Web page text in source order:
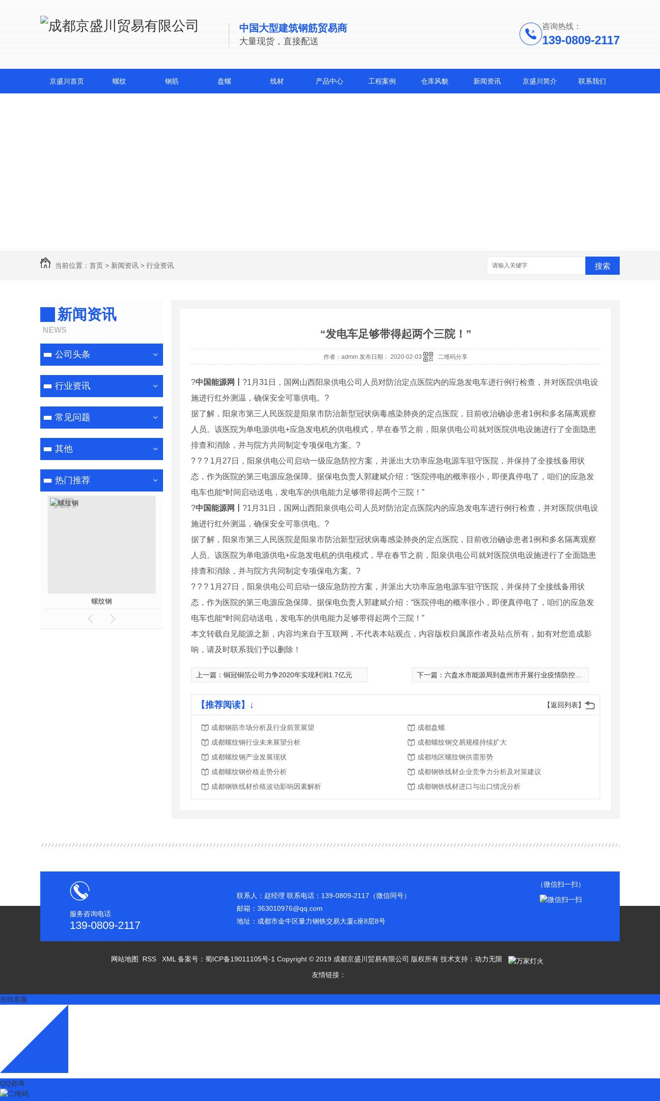
中国大型建筑钢筋贸易商
大量现货，直接配送
咨询热线：
139-0809-2117
京盛川首页 螺纹 钢筋 盘螺 线材 产品中心 工程案例 仓库风貌 新闻资讯 京盛川简介 联系我们
当前位置： 首页 > 新闻资讯 > 行业资讯 搜索
新闻资讯
NEWS
公司头条
行业资讯
常见问题
其他
热门推荐
螺纹钢 成都螺纹钢 盘螺 四川螺纹钢 螺纹钢
“发电车足够带得起两个三院！”
作者：admin 发布日期： 2020-02-03 二维码分享
?中国能源网丨 ?1 月 31 日，国网山西阳泉供电公司人员对防治定点医院内的应急发电车进行例行检查，并对医院供电设
施进行红外测温，确保安全可靠供电。 ?
据了解，阳泉市第三人民医院是阳泉市防治新型冠状病毒感染肺炎的定点医院，目前收治确诊患者1例和多名隔离观察
人员。该医院为单电源供电+应急发电机的供电模式，早在春节之前，阳泉供电公司就对医院供电设施进行了全面隐患
排查和消除，并与院方共同制定专项保电方案。 ?
? ? ? 1 月 27 日，阳泉供电公司启动一级应急防控方案，并派出大功率应急电源车驻守医院，并保持了全接线备用状
态，作为医院的第三电源应急保障。据保电负责人郭建斌介绍：“医院停电的概率很小，即便真停电了，咱们的应急发
电车也能*时间启动送电，发电车的供电能力足够带得起两个三院！”
?中国能源网丨 ?1 月 31 日，国网山西阳泉供电公司人员对防治定点医院内的应急发电车进行例行检查，并对医院供电设
施进行红外测温，确保安全可靠供电。 ?
据了解，阳泉市第三人民医院是阳泉市防治新型冠状病毒感染肺炎的定点医院，目前收治确诊患者1例和多名隔离观察
人员。该医院为单电源供电+应急发电机的供电模式，早在春节之前，阳泉供电公司就对医院供电设施进行了全面隐患
排查和消除，并与院方共同制定专项保电方案。 ?
? ? ? 1 月 27 日，阳泉供电公司启动一级应急防控方案，并派出大功率应急电源车驻守医院，并保持了全接线备用状
态，作为医院的第三电源应急保障。据保电负责人郭建斌介绍：“医院停电的概率很小，即便真停电了，咱们的应急发
电车也能*时间启动送电，发电车的供电能力足够带得起两个三院！”
本文转载自见能源之新，内容均来自于互联网，不代表本站观点，内容版权归属原作者及站点所有，如有对您造成影
响，请及时联系我们予以删除！
上一篇： 铜冠铜箔公司力争2020年实现利润1.7亿元 下一篇： 六盘水市能源局到盘州市开展行业疫情防控及煤矿复工复产督导
【返回列表】
【推荐阅读】↓
成都钢筋市场分析及行业前景展望
成都盘螺
成都螺纹钢行业未来展望分析
成都螺纹钢交易规模持续扩大
成都螺纹钢产业发展现状
成都地区螺纹钢供需形势
成都螺纹钢价格走势分析
成都钢铁线材企业竞争力分析及对策建议
成都钢铁线材价格波动影响因素解析
成都钢铁线材进口与出口情况分析
服务咨询电话
139-0809-2117
联系人：赵经理 联系电话：139-0809-2117（微信同号）
邮箱：363010976@qq.com
地址：成都市金牛区量力钢铁交易大厦c座8层8号
（微信扫一扫）
网站地图 RSS XML 备案号： 蜀ICP备19011105号-1 Copyright © 2019 成都京盛川贸易有限公司 版权所有 技术支持： 动力无限
友情链接：
在线客服
QQ咨询